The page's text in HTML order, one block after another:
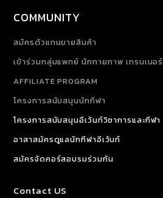
COMMUNITY
สมัครตัวแทนขายสินค้า
เข้าร่วมกลุ่มแพทย์ นักกายภาพ เทรนเนอร์
AFFILIATE PROGRAM
โครงการสนับสนุนนักกีฬา
โครงการสนับสนุนอีเว้นท์วิชาการและกีฬา
อาสาสมัครดูแลนักกีฬาอีเว้นท์
สมัครจัดคอร์สอบรมร่วมกัน
Contact US